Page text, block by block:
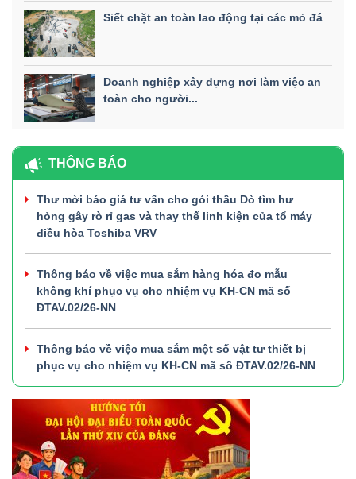
Siết chặt an toàn lao động tại các mỏ đá
Doanh nghiệp xây dựng nơi làm việc an
toàn cho người...
THÔNG BÁO
Thư mời báo giá tư vấn cho gói thầu Dò tìm hư
hỏng gây rò rỉ gas và thay thế linh kiện của tổ máy
điều hòa Toshiba VRV
Thông báo về việc mua sắm hàng hóa đo mẫu
không khí phục vụ cho nhiệm vụ KH-CN mã số
ĐTAV.02/26-NN
Thông báo về việc mua sắm một số vật tư thiết bị
phục vụ cho nhiệm vụ KH-CN mã số ĐTAV.02/26-NN